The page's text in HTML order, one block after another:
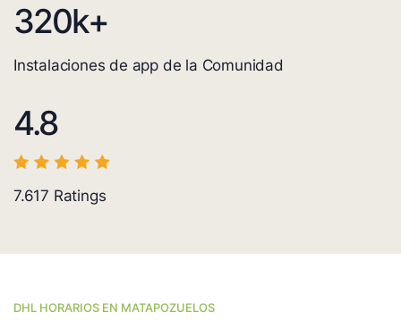
320k+
Instalaciones de app de la Comunidad
4.8
7.617 Ratings
DHL HORARIOS EN MATAPOZUELOS